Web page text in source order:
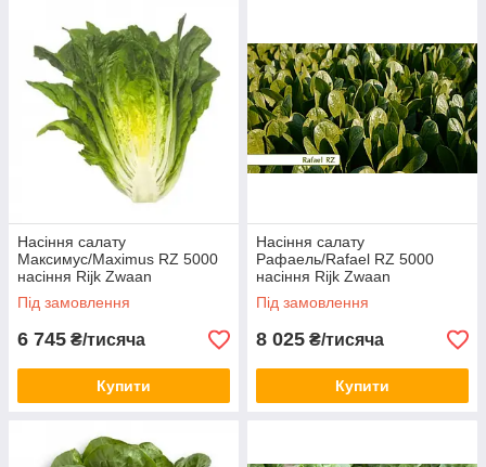
Насіння салату
Максимус/Maximus RZ 5000
насіння Rijk Zwaan
Під замовлення
6 745 ₴/тисяча
Купити
Насіння салату
Рафаель/Rafael RZ 5000
насіння Rijk Zwaan
Під замовлення
8 025 ₴/тисяча
Купити